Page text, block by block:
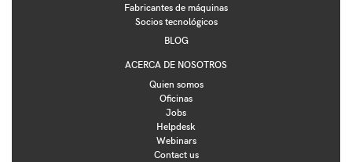
Fabricantes de máquinas
Socios tecnológicos
BLOG
ACERCA DE NOSOTROS
Quien somos
Oficinas
Jobs
Helpdesk
Webinars
Contact us